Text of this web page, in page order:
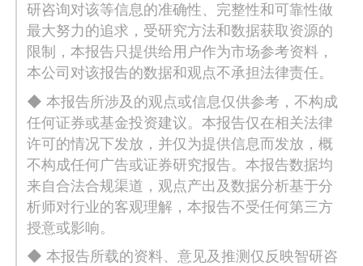
研咨询对该等信息的准确性、完整性和可靠性做
最大努力的追求，受研究方法和数据获取资源的
限制，本报告只提供给用户作为市场参考资料，
本公司对该报告的数据和观点不承担法律责任。
◆ 本报告所涉及的观点或信息仅供参考，不构成
任何证券或基金投资建议。本报告仅在相关法律
许可的情况下发放，并仅为提供信息而发放，概
不构成任何广告或证券研究报告。本报告数据均
来自合法合规渠道，观点产出及数据分析基于分
析师对行业的客观理解，本报告不受任何第三方
授意或影响。
◆ 本报告所载的资料、意见及推测仅反映智研咨